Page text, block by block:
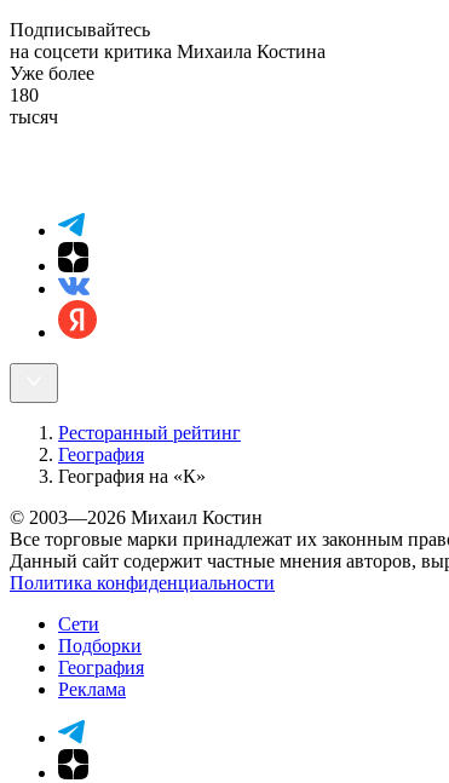
Подписывайтесь
на соцсети критика Михаила Костина
Уже более
180
тысяч
Ресторанный рейтинг
География
География на «К»
© 2003—2026 Михаил Костин
Все торговые марки принадлежат их законным
Данный сайт содержит частные мнения авторов,
Политика конфиденциальности
Сети
Подборки
География
Реклама